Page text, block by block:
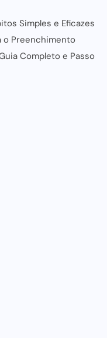
Simples e Eficazes
o Preenchimento
Completo e Passo